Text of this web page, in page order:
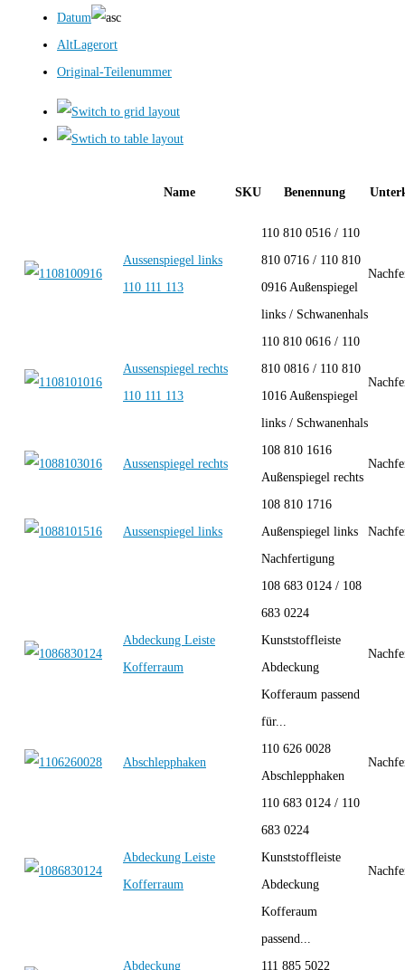
Datum
AltLagerort
Original-Teilenummer
Name SKU Benennung
Aussenspiegel links
110 111 113
110 810 0516 / 110
810 0716 / 110 810
0916 Außenspiegel
links / Schwanenhals
Aussenspiegel rechts
110 111 113
110 810 0616 / 110
810 0816 / 110 810
1016 Außenspiegel
links / Schwanenhals
Aussenspiegel rechts
108 810 1616
Außenspiegel rechts
Aussenspiegel links
108 810 1716
Außenspiegel links
Nachfertigung
Abdeckung Leiste
Kofferraum
108 683 0124 / 108
683 0224
Kunststoffleiste
Abdeckung
Kofferaum passend
für...
Abschlepphaken
110 626 0028
Abschlepphaken
Abdeckung Leiste
Kofferraum
110 683 0124 / 110
683 0224
Kunststoffleiste
Abdeckung
Kofferaum
passend...
Abdeckung 111 885 5022